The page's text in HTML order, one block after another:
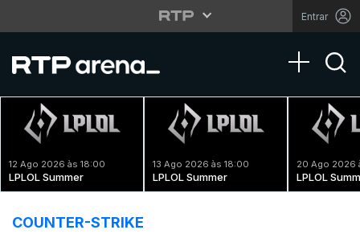
Entrar
Toggle
12 Ago 2026 às 18:00
LPLOL Summer
13 Ago 2026 às 18:00
LPLOL Summer
20 Ago 2026
LPLOL
COUNTER-STRIKE